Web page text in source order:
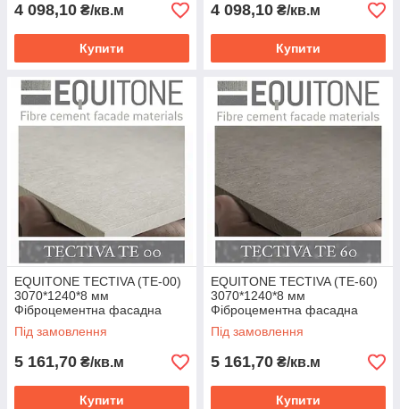
4 098,10 ₴/кв.м
Купити
4 098,10 ₴/кв.м
Купити
EQUITONE TECTIVA (TE-00)
3070*1240*8 мм
Фіброцементна фасадна
панель ЕКВІТОН
Під замовлення
5 161,70 ₴/кв.м
Купити
EQUITONE TECTIVA (TE-60)
3070*1240*8 мм
Фіброцементна фасадна
панель ЕКВІТОН
Під замовлення
5 161,70 ₴/кв.м
Купити